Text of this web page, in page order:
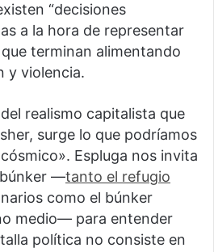
“decisiones
a la hora de representar
terminan alimentando
y violencia.
realismo capitalista que
surge lo que podríamos
Espluga nos invita
—tanto el refugio
como el búnker
medio— para entender
política no consiste en